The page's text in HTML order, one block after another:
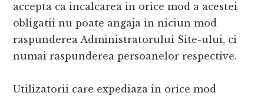
accepta ca incalcarea in orice mod a acestei
obligatii nu poate angaja in niciun mod
raspunderea Administratorului Site-ului, ci
numai raspunderea persoanelor respective.
Utilizatorii care expediaza in orice mod